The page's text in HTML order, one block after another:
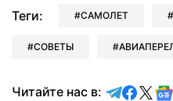
Теги: САМОЛЕТ
СОВЕТЫ
Читайте нас в: Читайте